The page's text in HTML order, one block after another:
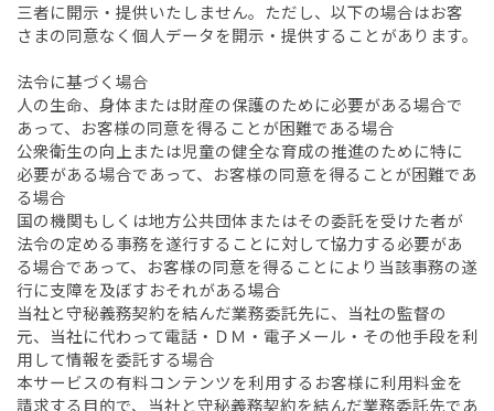
三者に開示・提供いたしません。ただし、以下の場合はお客
さまの同意なく個人データを開示・提供することがあります。
法令に基づく場合
人の生命、身体または財産の保護のために必要がある場合で
あって、お客様の同意を得ることが困難である場合
公衆衛生の向上または児童の健全な育成の推進のために特に
必要がある場合であって、お客様の同意を得ることが困難であ
る場合
国の機関もしくは地方公共団体またはその委託を受けた者が
法令の定める事務を遂行することに対して協力する必要があ
る場合であって、お客様の同意を得ることにより当該事務の遂
行に支障を及ぼすおそれがある場合
当社と守秘義務契約を結んだ業務委託先に、当社の監督の
元、当社に代わって電話・ＤＭ・電子メール・その他手段を利
用して情報を委託する場合
本サービスの有料コンテンツを利用するお客様に利用料金を
請求する目的で、当社と守秘義務契約を結んだ業務委託先であ